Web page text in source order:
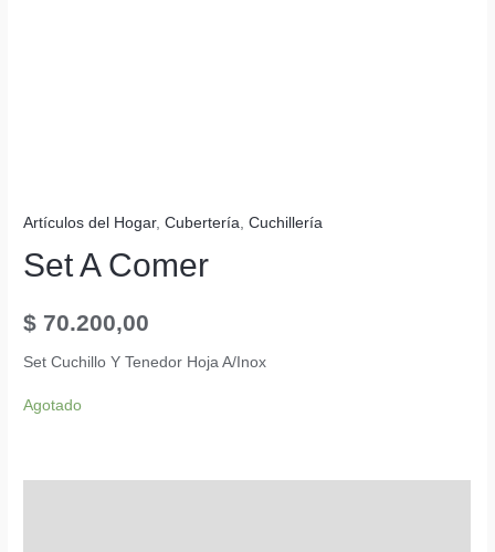
Artículos del Hogar,Cubertería,Cuchillería
Set A Comer
$ 70.200,00
Set Cuchillo Y Tenedor Hoja A/Inox
Agotado